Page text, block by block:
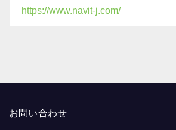
https://www.navit-j.com/
お問い合わせ